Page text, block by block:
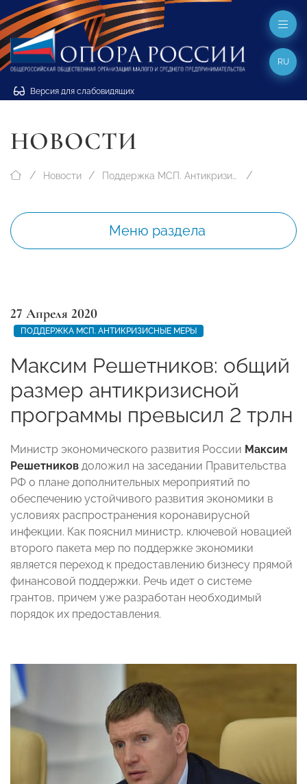
Версия для слабовидящих
RU
НОВОСТИ
Новости Поддержка МСП. Антикризисные меры
Меню раздела
27 Апреля 2020
ПОДДЕРЖКА МСП. АНТИКРИЗИСНЫЕ МЕРЫ
Максим Решетников: общий
размер антикризисной
программы превысил 2 трлн
Министр экономического развития России Максим
Решетников доложил на заседании Правительства
РФ о плане дополнительных мероприятий по
обеспечению устойчивого развития экономики в
условиях распространения коронавирусной
инфекции. Как пояснил министр, ключевой новацией
второго пакета мер по поддержке экономики
является переход к предоставлению бизнесу прямой
финансовой поддержки. Речь идет о системе
грантов, причем уже разработан необходимый
порядок их предоставления.